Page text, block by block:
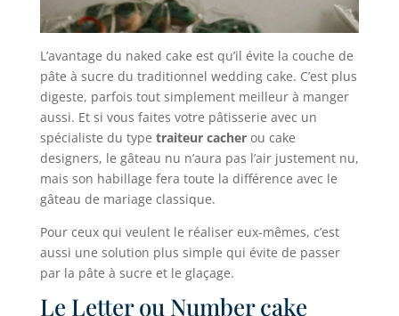
L’avantage du naked cake est qu’il évite la couche de
pâte à sucre du traditionnel wedding cake. C’est plus
digeste, parfois tout simplement meilleur à manger
aussi. Et si vous faites votre pâtisserie avec un
spécialiste du type traiteur cacherou cake
designers, le gâteau nu n’aura pas l’air justement nu,
mais son habillage fera toute la différence avec le
gâteau de mariage classique.
Pour ceux qui veulent le réaliser eux-mêmes, c’est
aussi une solution plus simple qui évite de passer
par la pâte à sucre et le glaçage.
Le Letter ou Number cake